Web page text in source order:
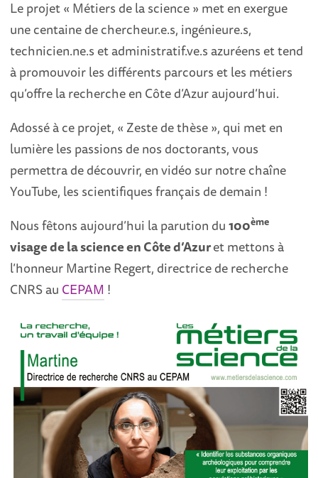
Le projet « Métiers de la science » met en exergue
une centaine de chercheur.e.s, ingénieure.s,
technicien.ne.s et administratif.ve.s azuréens et tend
à promouvoir les différents parcours et les métiers
qu’offre la recherche en Côte d’Azur aujourd’hui.
Adossé à ce projet, « Zeste de thèse », qui met en
lumière les passions de nos doctorants, vous
permettra de découvrir, en vidéo sur notre chaîne
YouTube, les scientifiques français de demain !
Nous fêtons aujourd’hui la parution du100ème
visage de la science en Côte d’Azuret mettons à
l’honneur Martine Regert, directrice de recherche
CNRS au CEPAM !